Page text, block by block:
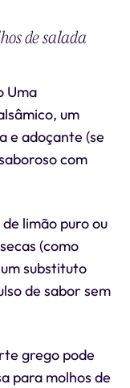
de salada
Uma
um
e adoçante (se
com
limão puro ou
(como
substituto
de sabor sem
grego pode
para molhos de